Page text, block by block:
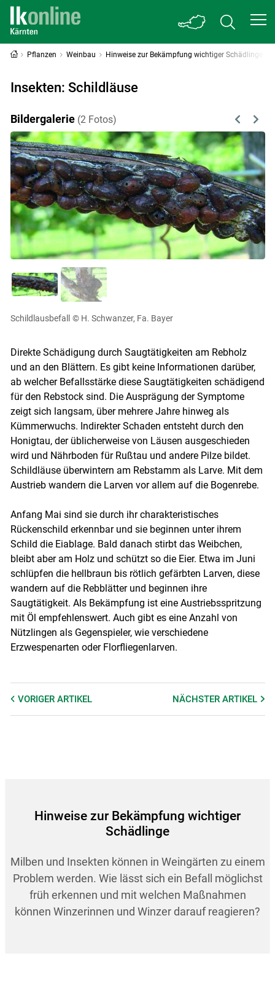
Skip to main content
Pflanzen Weinbau Hinweise zur Bekämpfung wichtiger Schädlinge
Insekten: Schildläuse
Bildergalerie (2 Fotos) Previous
Next
Schildlausbefall © H. Schwanzer, Fa. Bayer
Direkte Schädigung durch Saugtätigkeiten am Rebholz
und an den Blättern. Es gibt keine Informationen darüber,
ab welcher Befallsstärke diese Saugtätigkeiten schädigend
für den Rebstock sind. Die Ausprägung der Symptome
zeigt sich langsam, über mehrere Jahre hinweg als
Kümmerwuchs. Indirekter Schaden entsteht durch den
Honigtau, der üblicherweise von Läusen ausgeschieden
wird und Nährboden für Rußtau und andere Pilze bildet.
Schildläuse überwintern am Rebstamm als Larve. Mit dem
Austrieb wandern die Larven vor allem auf die Bogenrebe.
Anfang Mai sind sie durch ihr charakteristisches
Rückenschild erkennbar und sie beginnen unter ihrem
Schild die Eiablage. Bald danach stirbt das Weibchen,
bleibt aber am Holz und schützt so die Eier. Etwa im Juni
schlüpfen die hellbraun bis rötlich gefärbten Larven, diese
wandern auf die Rebblätter und beginnen ihre
Saugtätigkeit. Als Bekämpfung ist eine Austriebsspritzung
mit Öl empfehlenswert. Auch gibt es eine Anzahl von
Nützlingen als Gegenspieler, wie verschiedene
Erzwespenarten oder Florfliegenlarven.
VORIGER ARTIKEL NÄCHSTERARTIKEL
Hinweise zur Bekämpfung wichtiger
Schädlinge
Milben und Insekten können in Weingärten zu einem
Problem werden. Wie lässt sich ein Befall möglichst
früh erkennen und mit welchen Maßnahmen
können Winzerinnen und Winzer darauf reagieren?